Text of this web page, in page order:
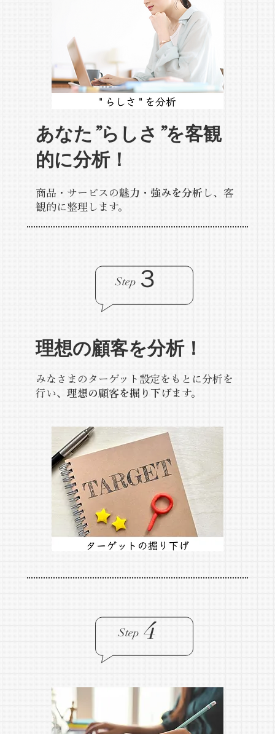
あなた”らしさ”を客観
的に分析！
商品・サービスの魅力・強みを分析 し、客
観的に整理します。
Step３
理想の顧客を分析！
みなさまのターゲット設定をもとに分析を
行い、理想の顧客を掘り下げます。
Step 4